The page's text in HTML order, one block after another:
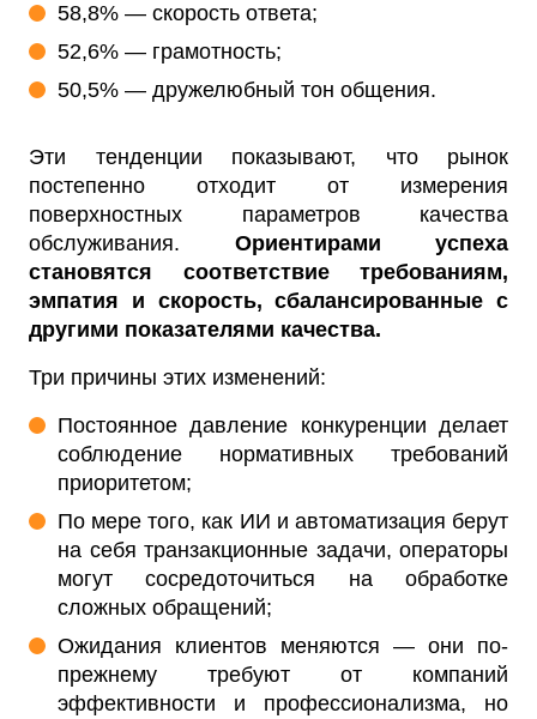
58,8% — скорость ответа;
52,6% — грамотность;
50,5% — дружелюбный тон общения.
Эти тенденции показывают, что рынок
постепенно отходит от измерения
поверхностных параметров качества
обслуживания. Ориентирами успеха
становятся соответствие требованиям,
эмпатия и скорость, сбалансированные с
другими показателями качества.
Три причины этих изменений:
Постоянное давление конкуренции делает
соблюдение нормативных требований
приоритетом;
По мере того, как ИИ и автоматизация берут
на себя транзакционные задачи, операторы
могут сосредоточиться на обработке
сложных обращений;
Ожидания клиентов меняются — они по-
прежнему требуют от компаний
эффективности и профессионализма, но